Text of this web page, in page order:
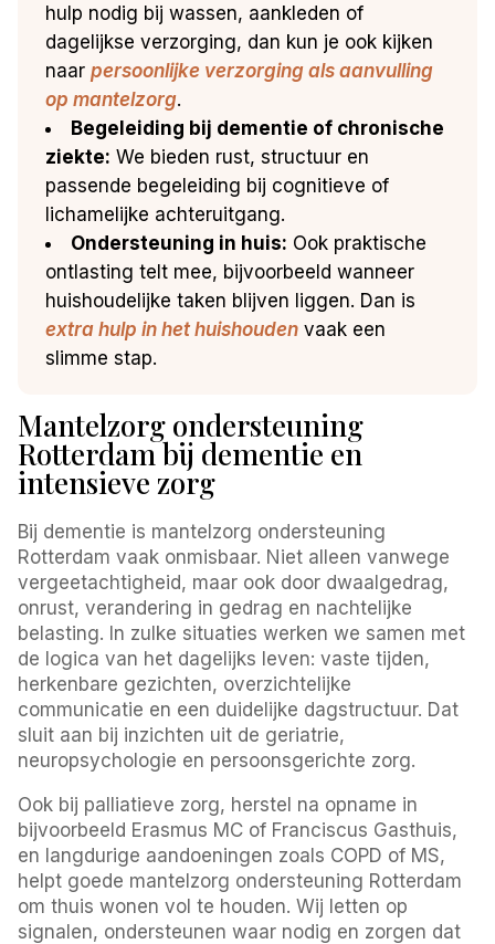
hulp nodig bij wassen, aankleden of
dagelijkse verzorging, dan kun je ook kijken
naarpersoonlijke verzorging als aanvulling
op mantelzorg.
Begeleiding bij dementie of chronische
ziekte: We bieden rust, structuur en
passende begeleiding bij cognitieve of
lichamelijke achteruitgang.
Ondersteuning in huis: Ook praktische
ontlasting telt mee, bijvoorbeeld wanneer
huishoudelijke taken blijven liggen. Dan is
extra hulp in het huishouden vaak een
slimme stap.
Mantelzorg ondersteuning
Rotterdam bij dementie en
intensieve zorg
Bij dementie is mantelzorg ondersteuning
Rotterdam vaak onmisbaar. Niet alleen vanwege
vergeetachtigheid, maar ook door dwaalgedrag,
onrust, verandering in gedrag en nachtelijke
belasting. In zulke situaties werken we samen met
de logica van het dagelijks leven: vaste tijden,
herkenbare gezichten, overzichtelijke
communicatie en een duidelijke dagstructuur. Dat
sluit aan bij inzichten uit de geriatrie,
neuropsychologie en persoonsgerichte zorg.
Ook bij palliatieve zorg, herstel na opname in
bijvoorbeeld Erasmus MC of Franciscus Gasthuis,
en langdurige aandoeningen zoals COPD of MS,
helpt goede mantelzorg ondersteuning Rotterdam
om thuis wonen vol te houden. Wij letten op
signalen, ondersteunen waar nodig en zorgen dat